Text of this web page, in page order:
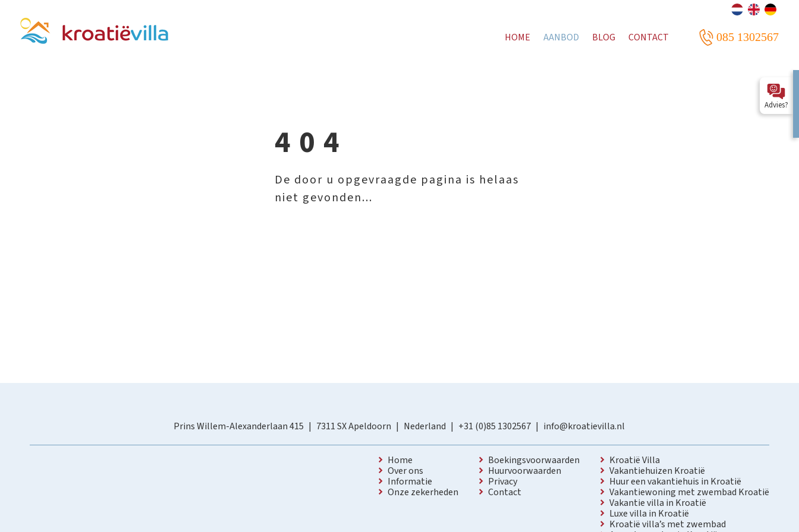
HOME AANBOD BLOG CONTACT 085 1302567
404
De door u opgevraagde pagina is helaas
niet gevonden...
Prins Willem-Alexanderlaan 415 7311 SX Apeldoorn Nederland +31 (0)85 1302567 info@kroatievilla.nl
Home
Over ons
Informatie
Onze zekerheden
Boekingsvoorwaarden
Huurvoorwaarden
Privacy
Contact
Kroatië Villa
Vakantiehuizen Kroatië
Huur een vakantiehuis in Kroatië
Vakantiewoning met zwembad Kroatië
Vakantie villa in Kroatië
Luxe villa in Kroatië
Kroatië villa’s met zwembad
Advies?